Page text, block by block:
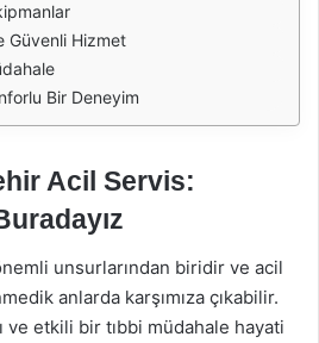
Güvenli Hizmet
Bir Deneyim
Acil Servis:
unsurlarından biridir ve acil
anlarda karşımıza çıkabilir.
ve etkili bir tıbbi müdahale hayati